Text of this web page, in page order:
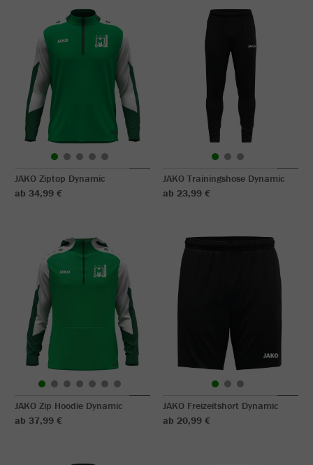
JAKO Ziptop Dynamic
ab 34,99 €
JAKO Trainingshose Dynamic
ab 23,99 €
JAKO Zip Hoodie Dynamic
ab 37,99 €
JAKO Freizeitshort Dynamic
ab 20,99 €